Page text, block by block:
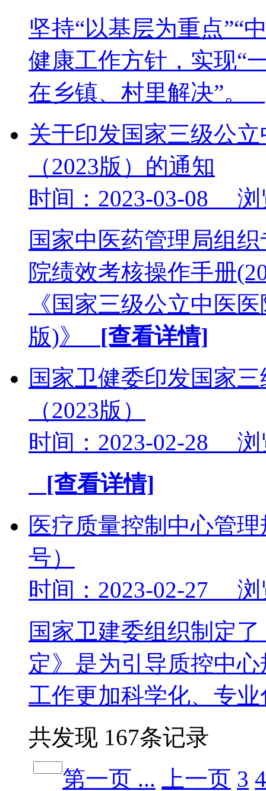
坚持“以基层为重点”“
健康工作方针，实现“
在乡镇、村里解决”。
关于印发国家三级公
（2023版）的通知
时间：2023-03-08 浏
国家中医药管理局组
院绩效考核操作手册
《国家三级公立中医
版)》 [查看详情]
国家卫健委印发国家
（2023版）
时间：2023-02-28 浏
[查看详情]
医疗质量控制中心管
号）
时间：2023-02-27 浏
国家卫建委组织制定
定》是为引导质控中
工作更加科学化、专
共发现 167条记录
第一页 ...
上一页 3 4